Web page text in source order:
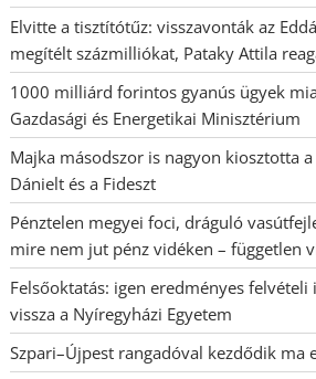
Elvitte a tisztítótűz: visszavonták az
megítélt százmilliókat, Pataky Attila
1000 milliárd forintos gyanús ügyek
Gazdasági és Energetikai Minisztérium
Majka másodszor is nagyon kiosztotta
Dánielt és a Fideszt
Pénztelen megyei foci, dráguló
mire nem jut pénz vidéken – független
Felsőoktatás: igen eredményes
vissza a Nyíregyházi Egyetem
Szpari–Újpest rangadóval kezdődik ma